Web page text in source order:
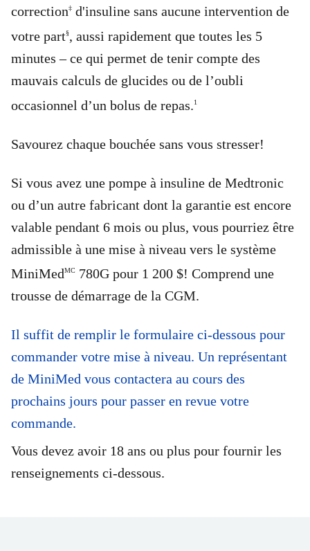
correction‡ d'insuline sans aucune intervention de
votre part§, aussi rapidement que toutes les 5
minutes – ce qui permet de tenir compte des
mauvais calculs de glucides ou de l’oubli
occasionnel d’un bolus de repas.1
Savourez chaque bouchée sans vous stresser!
Si vous avez une pompe à insuline de Medtronic
ou d’un autre fabricant dont la garantie est encore
valable pendant 6 mois ou plus, vous pourriez être
admissible à une mise à niveau vers le système
MiniMedMC 780G pour 1 200 $! Comprend une
trousse de démarrage de la CGM.
Il suffit de remplir le formulaire ci-dessous pour
commander votre mise à niveau. Un représentant
de MiniMed vous contactera au cours des
prochains jours pour passer en revue votre
commande.
Vous devez avoir 18 ans ou plus pour fournir les
renseignements ci-dessous.